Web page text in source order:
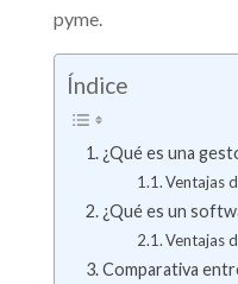
pyme.
Índice
¿Qué es una
Ventajas
¿Qué es un
Ventajas
Comparativa